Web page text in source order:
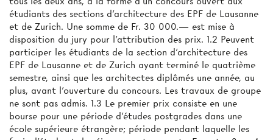
étudiants des sections d'architecture des EPF de Lausanne
et de Zurich. Une somme de Fr. 30 000.— est mise à
disposition du jury pour l'attribution des prix. 1.2 Peuvent
participer les étudiants de la section d'architecture des
EPF de Lausanne et de Zurich ayant terminé le quatrième
semestre, ainsi que les architectes diplômés une année, au
plus, avant l'ouverture du concours. Les travaux de groupe
ne sont pas admis. 1.3 Le premier prix consiste en une
bourse pour une période d'études postgrades dans une
école supérieure étrangère; période pendant laquelle les